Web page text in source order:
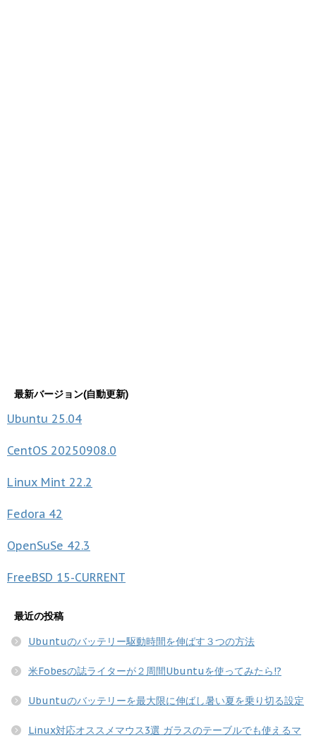
最新バージョン(自動更新)
Ubuntu 25.04
CentOS 20250908.0
Linux Mint 22.2
Fedora 42
OpenSuSe 42.3
FreeBSD 15-CURRENT
最近の投稿
Ubuntuのバッテリー駆動時間を伸ばす３つの方法
米Fobesの誌ライターが２周間Ubuntuを使ってみたら!?
Ubuntuのバッテリーを最大限に伸ばし暑い夏を乗り切る設定
Linux対応オススメマウス3選 ガラスのテーブルでも使えるマ